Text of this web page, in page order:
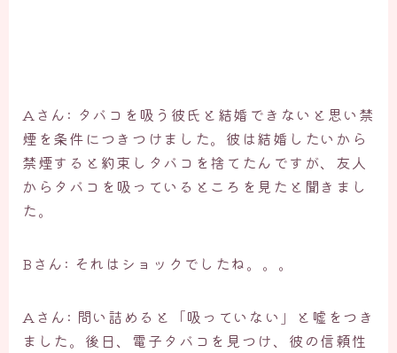
Aさん: タバコを吸う彼氏と結婚できないと思い禁
煙を条件につきつけました。彼は結婚したいから
禁煙すると約束しタバコを捨てたんですが、友人
からタバコを吸っているところを見たと聞きまし
た。
Bさん: それはショックでしたね。。。
Aさん: 問い詰めると「吸っていない」と嘘をつき
ました。後日、電子タバコを見つけ、彼の信頼性